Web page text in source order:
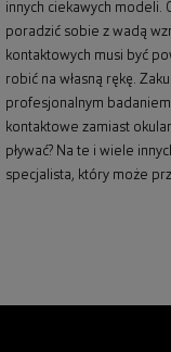
innych ciekawych
poradzić sobie z wadą
kontaktowych musi być
robić na własną rękę.
profesjonalnym
kontaktowe zamiast
pływać? Na te i wiele
specjalista, który może